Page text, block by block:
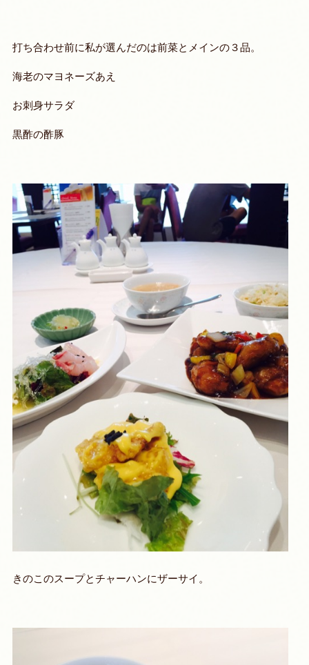
打ち合わせ前に私が選んだのは前菜とメインの３品。
海老のマヨネーズあえ
お刺身サラダ
黒酢の酢豚
きのこのスープとチャーハンにザーサイ。